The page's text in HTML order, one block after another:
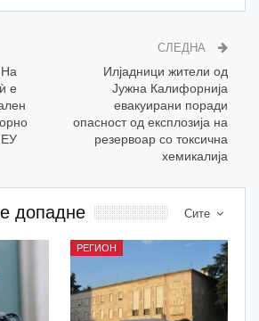
е
ЕУ
СЛЕДНА
Илјадници жители од
Јужна Калифорнија
евакуирани поради
опасност од експлозија на
резервоар со токсична
хемикалија
Сите
допадне
РЕГИОН